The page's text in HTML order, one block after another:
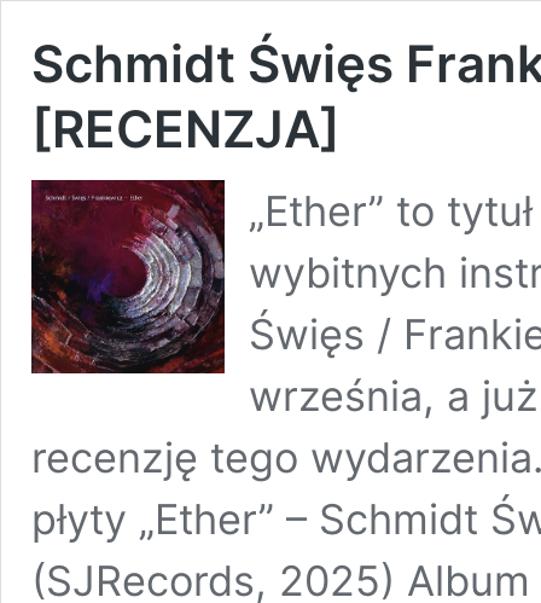
Schmidt Święs
[RECENZJA]
„Ether” to
wybitnych
Święs /
września, a
recenzję tego
płyty „Ether” – Schmidt
(SJRecords, 2025)